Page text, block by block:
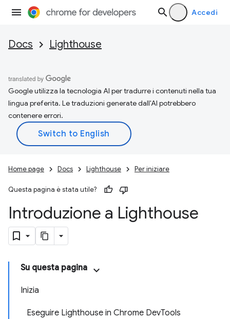
Accedi
Docs Lighthouse
Google utilizza la tecnologia AI per tradurre i contenuti nella tua
lingua preferita. Le traduzioni generate dall'AI potrebbero
contenere errori.
Home page Docs Lighthouse Per iniziare
Questa pagina è stata utile?
Introduzione a Lighthouse
Su questa pagina
Inizia
Eseguire Lighthouse in Chrome DevTools